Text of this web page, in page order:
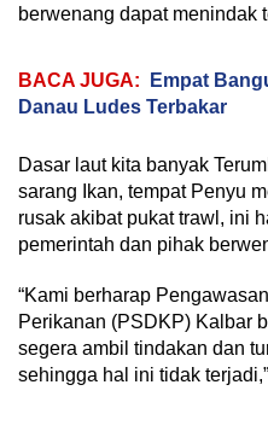
berwenang dapat menindak
BACA JUGA:
Empat
Danau Ludes Terbakar
Dasar laut kita banyak
sarang Ikan, tempat Penyu
rusak akibat pukat trawl, ini
pemerintah dan pihak
“Kami berharap
Perikanan (PSDKP) Kalbar
segera ambil tindakan dan
sehingga hal ini tidak